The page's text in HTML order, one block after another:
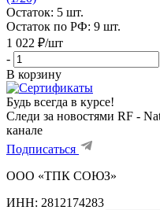
Остаток: 5 шт.
Остаток по РФ: 9 шт.
1 022 ₽/шт
-
В корзину
Будь всегда в курсе!
Следи за новостями RF -
канале
Подписаться
ООО «ТПК СОЮЗ»
ИНН: 2812174283